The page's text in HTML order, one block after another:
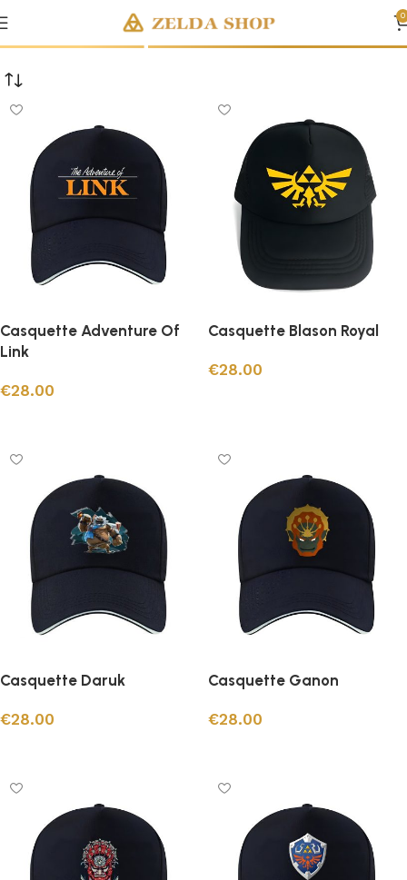
0
Casquettes Zelda
Casquette Adventure Of
Link
€28.00
Casquette Blason Royal
€28.00
Casquette Daruk
€28.00
Casquette Ganon
€28.00